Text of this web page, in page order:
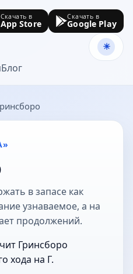
Блог
Скачать в
App Store
Скачать в
Google Play
в запасе как
узнаваемое, а на
продолжений.
Гринсборо
хода на Г.